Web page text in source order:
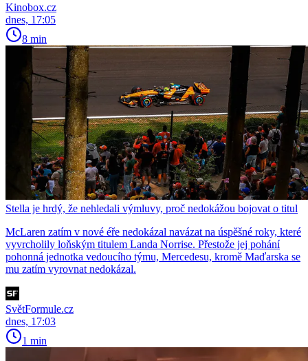
Kinobox.cz
dnes, 17:05
8 min
Stella je hrdý, že nehledali výmluvy, proč nedokážou bojovat o titul
McLaren zatím v nové éře nedokázal navázat na úspěšné roky, které
vyvrcholily loňským titulem Landa Norrise. Přestože jej pohání
pohonná jednotka vedoucího týmu, Mercedesu, kromě Maďarska se
mu zatím vyrovnat nedokázal.
SvětFormule.cz
dnes, 17:03
1 min